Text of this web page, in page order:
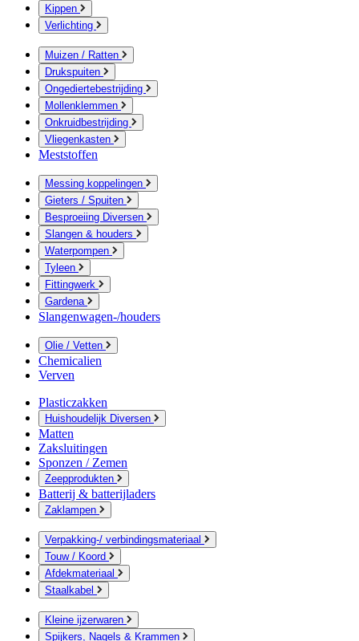
Kippen
Verlichting
Muizen / Ratten
Drukspuiten
Ongediertebestrijding
Mollenklemmen
Onkruidbestrijding
Vliegenkasten
Meststoffen
Messing koppelingen
Gieters / Spuiten
Besproeiing Diversen
Slangen & houders
Waterpompen
Tyleen
Fittingwerk
Gardena
Slangenwagen-/houders
Olie / Vetten
Chemicalien
Verven
Plasticzakken
Huishoudelijk Diversen
Matten
Zaksluitingen
Sponzen / Zemen
Zeepprodukten
Batterij & batterijladers
Zaklampen
Verpakking-/ verbindingsmateriaal
Touw / Koord
Afdekmateriaal
Staalkabel
Kleine ijzerwaren
Spijkers, Nagels & Krammen